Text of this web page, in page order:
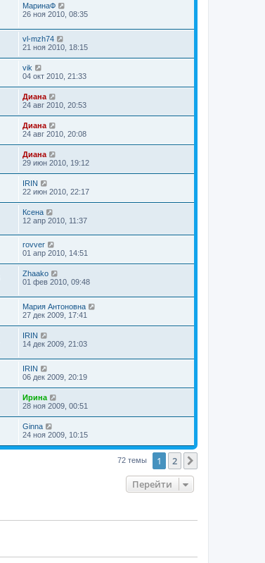
МаринаФ
26 ноя 2010, 08:35
vl-mzh74
21 ноя 2010, 18:15
vik
04 окт 2010, 21:33
Диана
24 авг 2010, 20:53
Диана
24 авг 2010, 20:08
Диана
29 июн 2010, 19:12
IRIN
22 июн 2010, 22:17
Ксена
12 апр 2010, 11:37
rovver
01 апр 2010, 14:51
Zhaako
01 фев 2010, 09:48
Мария Антоновна
27 дек 2009, 17:41
IRIN
14 дек 2009, 21:03
IRIN
06 дек 2009, 20:19
Ирина
28 ноя 2009, 00:51
Ginna
24 ноя 2009, 10:15
72 темы 1 2
Перейти